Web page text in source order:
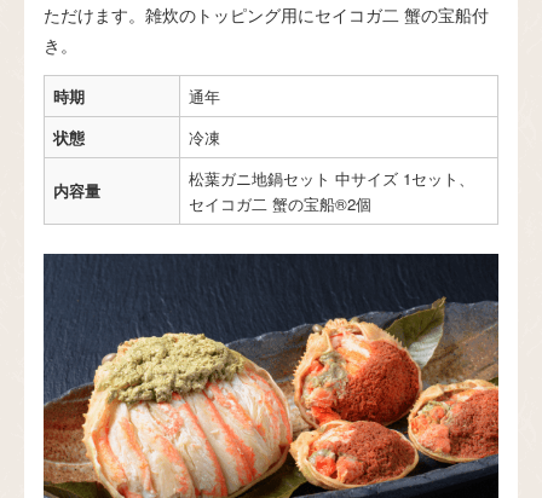
ただけます。雑炊のトッピング用にセイコガ二 蟹の宝船付
き。
時期
通年
状態
冷凍
内容量
松葉ガニ地鍋セット 中サイズ 1セット、
セイコガ二 蟹の宝船®2個